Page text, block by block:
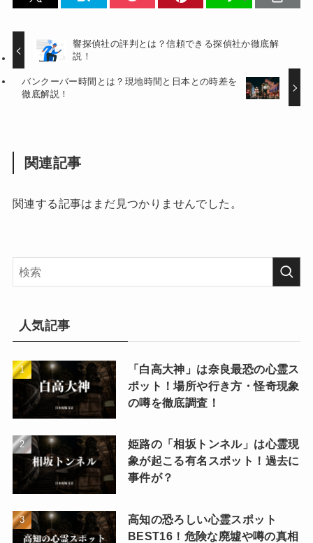
響探偵社の評判とは？信頼できる探偵社か徹底解
説！
バンクーバー時間とは？現地時間と日本との時差を
徹底解説！
関連記事
関連する記事はまだ見つかりませんでした。
人気記事
「白高大神」は奈良最恐の心霊ス
ポット！場所や行き方・怪奇現象
の噂を徹底調査！
姫路の「相坂トンネル」は心霊現
象が起こる有名スポット！過去に
事件が？
高知の恐ろしい心霊スポット
BEST16！危険な廃墟や噂の真相